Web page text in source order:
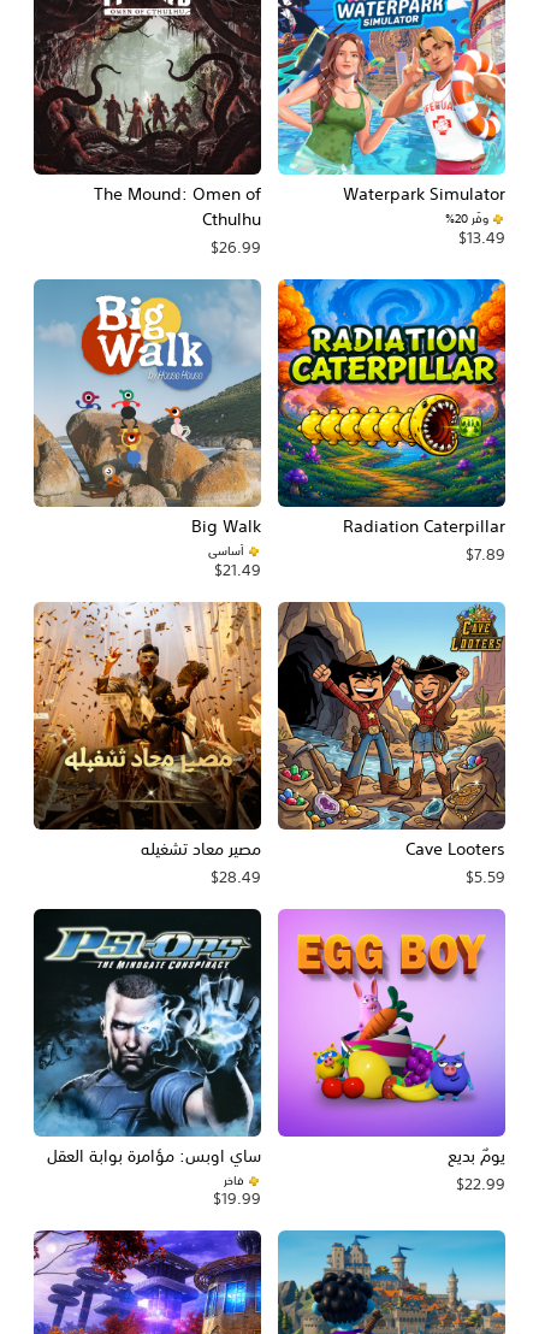
Waterpark Simulator
وفّر 20%‏
$13.49
The Mound: Omen of
Cthulhu
$26.99
Radiation Caterpillar
$7.89
Big Walk
أساسي
$21.49
Cave Looters
$5.59
مصير معاد تشغيله
$28.49
يومٌ بديع
$22.99
ساي اوبس: مؤامرة بوابة العقل
فاخر
$19.99